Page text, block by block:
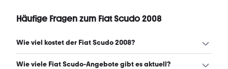
Häufige Fragen zum Fiat Scudo 2008
Wie viel kostet der Fiat Scudo 2008?
Ein guter Preis für einen Fiat Scudo 2008 liegt zwischen
Wie viele Fiat Scudo-Angebote gibt es aktuell?